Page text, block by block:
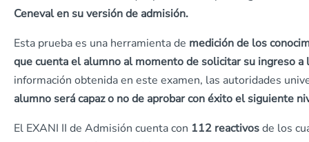
Ceneval en su versión de admisión.
Esta prueba es una herramienta de medición de los
que cuenta el alumno al momento de solicitar su ingreso a
información obtenida en este examen, las autoridades
alumno será capaz o no de aprobar con éxito el siguiente
El EXANI II de Admisión cuenta con 112 reactivosde los